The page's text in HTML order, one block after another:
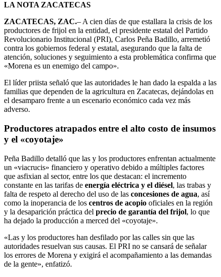
LA NOTA ZACATECAS
ZACATECAS, ZAC.– A cien días de que estallara la crisis de los
productores de frijol en la entidad, el presidente estatal del Partido
Revolucionario Institucional (PRI), Carlos Peña Badillo, arremetió
contra los gobiernos federal y estatal, asegurando que la falta de
atención, soluciones y seguimiento a esta problemática confirma que
«Morena es un enemigo del campo».
El líder priista señaló que las autoridades le han dado la espalda a las
familias que dependen de la agricultura en Zacatecas, dejándolas en
el desamparo frente a un escenario económico cada vez más
adverso.
Productores atrapados entre el alto costo de insumos
y el «coyotaje»
Peña Badillo detalló que las y los productores enfrentan actualmente
un «viacrucis» financiero y operativo debido a múltiples factores
que asfixian al sector, entre los que destacan: el incremento
constante en las tarifas de energía eléctrica y el diésel, las trabas y
falta de respeto al derecho del uso de las concesiones de agua, así
como la inoperancia de los centros de acopio oficiales en la región
y la desaparición práctica del precio de garantía del frijol, lo que
ha dejado la producción a merced del «coyotaje».
«Las y los productores han desfilado por las calles sin que las
autoridades resuelvan sus causas. El PRI no se cansará de señalar
los errores de Morena y exigirá el acompañamiento a las demandas
de la gente», enfatizó.